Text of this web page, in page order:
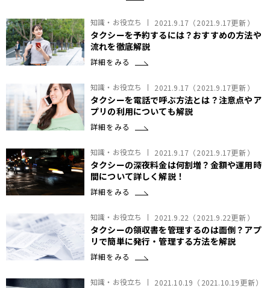
知識・お役立ち 2021.9.17 （2021.9.17更新）
タクシーを予約するには？おすすめの方法や
流れを徹底解説
詳細をみる
知識・お役立ち 2021.9.17 （2021.9.17更新）
タクシーを電話で呼ぶ方法とは？注意点やア
プリの利用についても解説
詳細をみる
知識・お役立ち 2021.9.17 （2021.9.17更新）
タクシーの深夜料金は何割増？金額や運用時
間について詳しく解説！
詳細をみる
知識・お役立ち 2021.9.22 （2021.9.22更新）
タクシーの領収書を管理するのは面倒？アプ
リで簡単に発行・管理する方法を解説
詳細をみる
知識・お役立ち 2021.10.19 （ 2021.10.19更新）